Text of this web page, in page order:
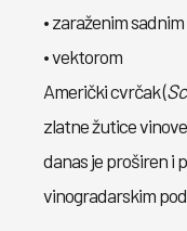
• zaraženim
• vektorom
Američki cvrčak (
zlatne žutice
danas je proširen i
vinogradarskim